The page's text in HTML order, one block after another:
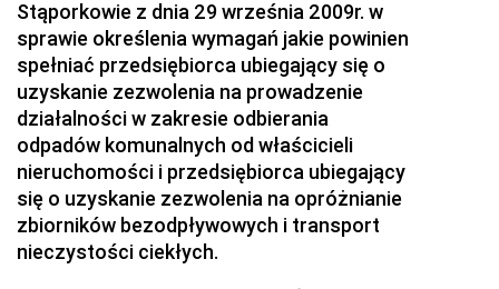
Dziennik Urzędowy Wyższego Urzędu Górniczego
Dziennik Urzędowy Prezesa Urzędu Transportu
Kolejowego
Dziennik Urzędowy Ministra Przedsiębiorczości i
Technologii
Dziennik Urzędowy Ministra Inwestycji i Rozwoju
Dziennik Urzędowy Naczelnego Dyrektora Archiwów
Państwowych
Stąporkowie z dnia 29 września 2009r. w
sprawie określenia wymagań jakie powinien
spełniać przedsiębiorca ubiegający się o
uzyskanie zezwolenia na prowadzenie
działalności w zakresie odbierania
odpadów komunalnych od właścicieli
nieruchomości i przedsiębiorca ubiegający
się o uzyskanie zezwolenia na opróżnianie
zbiorników bezodpływowych i transport
nieczystości ciekłych.